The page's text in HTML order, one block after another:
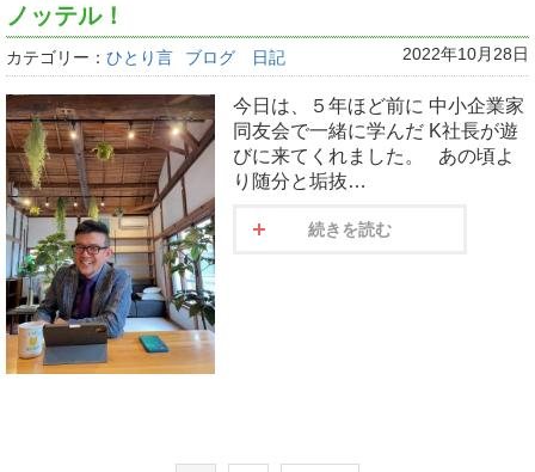
ノッテル！
カテゴリー： ひとり言 ブログ 日記 2022年10月28日
今日は、５年ほど前に 中小企業家
同友会で一緒に学んだ K社長が遊
びに来てくれました。 あの頃よ
り随分と垢抜…
続きを読む